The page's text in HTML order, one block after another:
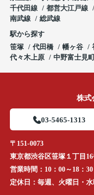
千代田線
都営大江戸線
南武線
総武線
駅から探す
笹塚
代田橋 幡ヶ谷
代々木上原
中野富士見町
株式
03-5465-1313
〒151-0073
東京都渋谷区笹塚１丁目
営業時間： 10：00～18：30
定休日： 毎週、火曜日・水